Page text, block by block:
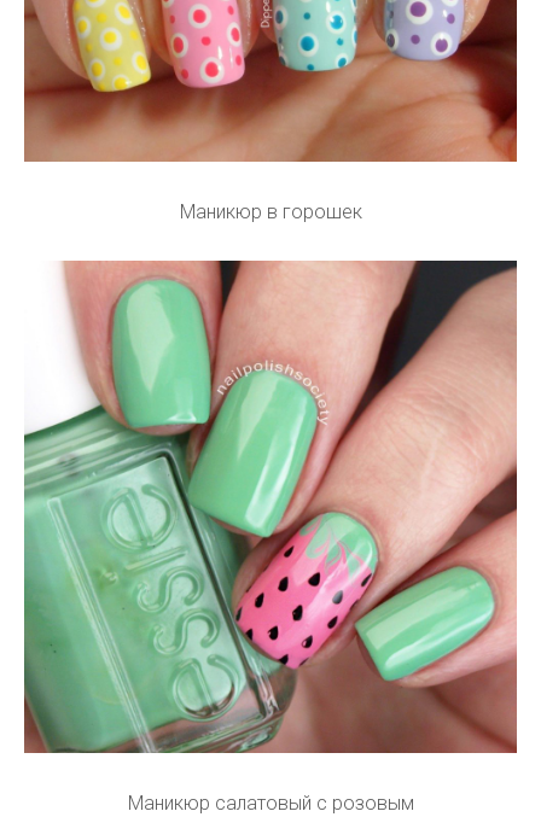
Маникюр в горошек
Маникюр салатовый с розовым